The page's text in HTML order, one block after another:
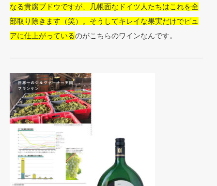
なる貴腐ブドウですが、几帳面なドイツ人たちはこれを全
部取り除きます（笑）。そうしてキレイな果実だけでピュ
アに仕上がっているのがこちらのワインなんです。